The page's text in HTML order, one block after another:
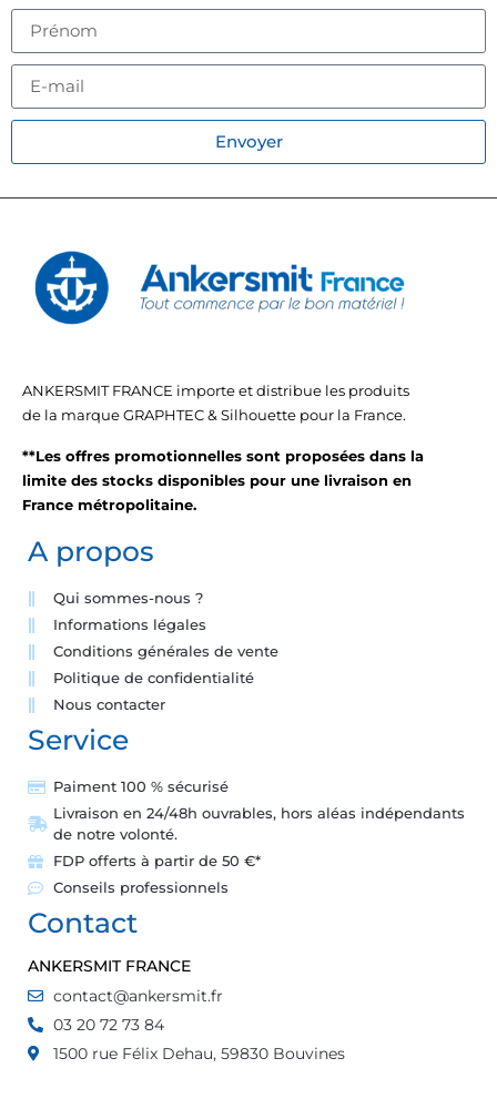
Envoyer
ANKERSMIT FRANCE importe et distribue les produits
de la marque GRAPHTEC & Silhouette pour la France.
**Les offres promotionnelles sont proposées dans la
limite des stocks disponibles pour une livraison en
France métropolitaine.
A propos
Qui sommes-nous ?
Informations légales
Conditions générales de vente
Politique de confidentialité
Nous contacter
Service
Paiment 100 % sécurisé
Livraison en 24/48h ouvrables, hors aléas indépendants
de notre volonté.
FDP offerts à partir de 50 €*
Conseils professionnels
Contact
ANKERSMIT FRANCE
contact@ankersmit.fr
03 20 72 73 84
1500 rue Félix Dehau, 59830 Bouvines